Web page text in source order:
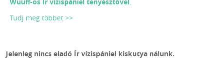
Tudj meg többet >>
Jelenleg nincs eladó Ír vízispániel kiskutya nálunk.